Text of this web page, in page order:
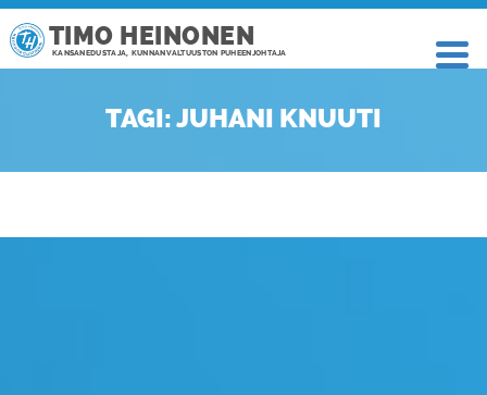
TIMO HEINONEN
KANSANEDUSTAJA, KUNNANVALTUUSTON PUHEENJOHTAJA
TAGI: JUHANI KNUUTI